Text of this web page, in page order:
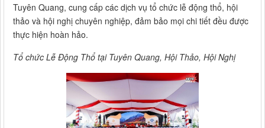
Tuyên Quang, cung cấp các dịch vụ tổ chức lễ động thổ, hội
thảo và hội nghị chuyên nghiệp, đảm bảo mọi chi tiết đều được
thực hiện hoàn hảo.
Tổ chức Lễ Động Thổ tại Tuyên Quang, Hội Thảo, Hội Nghị